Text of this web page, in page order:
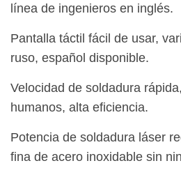
línea de ingenieros en inglés.
Pantalla táctil fácil de usar,
ruso, español disponible.
Velocidad de soldadura
humanos, alta eficiencia.
Potencia de soldadura láser
fina de acero inoxidable sin